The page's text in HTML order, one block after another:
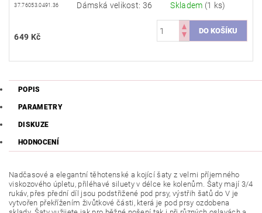
37.76053.0491.36 Dámská velikost: 36 Skladem (1 ks)
649 Kč
POPIS
PARAMETRY
DISKUZE
HODNOCENÍ
Nadčasové a elegantní těhotenské a kojící šaty z velmi příjemného
viskozového úpletu, přiléhavé siluety v délce ke kolenům. Šaty mají 3/4
rukáv, přes přední díl jsou podstřižené pod prsy, výstřih šatů do V je
vytvořen překřížením živůtkové části, která je pod prsy ozdobena